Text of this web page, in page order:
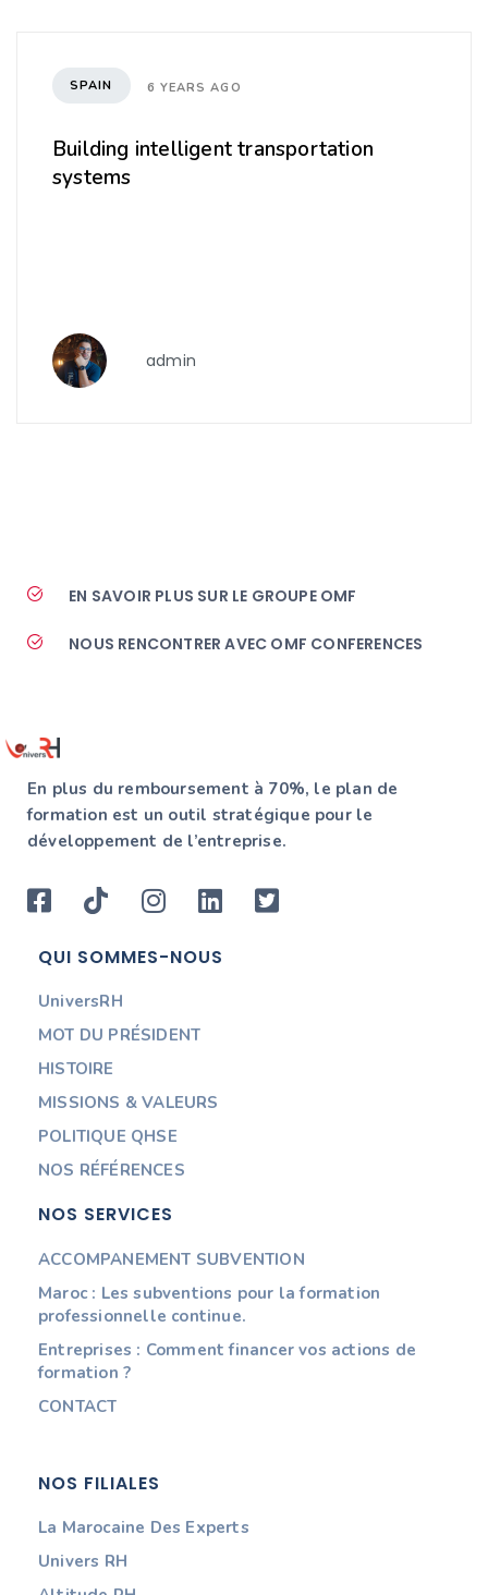
SPAIN 6 YEARS AGO
Building intelligent transportation
systems
admin
EN SAVOIR PLUS SUR LE GROUPE OMF
NOUS RENCONTRER AVEC OMF CONFERENCES
En plus du remboursement à 70%, le plan de
formation est un outil stratégique pour le
développement de l’entreprise.
QUI SOMMES-NOUS
UniversRH
MOT DU PRÉSIDENT
HISTOIRE
MISSIONS & VALEURS
POLITIQUE QHSE
NOS RÉFÉRENCES
NOS SERVICES
ACCOMPANEMENT SUBVENTION
Maroc : Les subventions pour la formation
professionnelle continue.
Entreprises : Comment financer vos actions de
formation ?
CONTACT
NOS FILIALES
La Marocaine Des Experts
Univers RH